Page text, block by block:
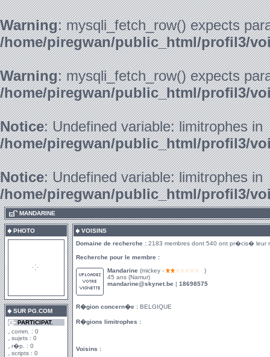
Warning: mysqli_fetch_row() expects
/home/piregwan/public_html/profil3/
Warning: mysqli_fetch_row() expects
/home/piregwan/public_html/profil3/
Notice: Undefined variable: limitrophes in
/home/piregwan/public_html/profil3/
Notice: Undefined variable: limitrophes in
/home/piregwan/public_html/profil3/
MANDARINE
PHOTO
SUR PG.COM
PARTICIPAT.
comm. : 0
sujets : 0
r�p. : 0
scripts : 0
VOISINS
Domaine de recherche : 2183 membres dont 540 ont pr�cis� leur
Recherche pour le membre :
Mandarine (mickey -
)
45 ans (Namur)
mandarine@skynet.be | 18698575
R�gion concern�e : BELGIQUE
R�gions limitrophes :
Voisins :